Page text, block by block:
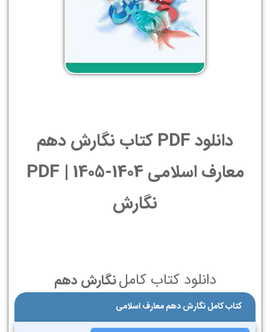
دانلود PDF کتاب نگارش دهم
معارف اسلامی 1404-1405 | PDF
نگارش
دانلود کتاب کاملنگارش دهم
کتاب کامل نگارش دهم معارف اسلامی